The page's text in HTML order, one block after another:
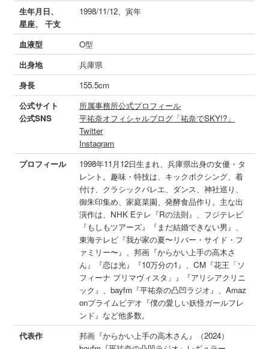
生年月日、
星座、 干支
1998/11/12、寅年
血液型
O型
出身地
兵庫県
身長
155.5cm
公式サイト
公式SNS
所属事務所公式プロフィール
平祐奈オフィシャルブログ「祐奈でSKY!?」
Twitter
Instagram
プロフィール
1998年11月12日生まれ、兵庫県出身の女優・タ
レント。趣味・特技は、キックボクシング、着
付け、クラシックバレエ、ダンス、神社巡り、
御朱印集め、家庭菜園、発酵食品作り。主な出
演作は、NHK Eテレ『Rの法則』、フジテレビ
『もしもツアーズ』『まだ結婚できない男』、
東海テレビ『我が家の夏〜リバー・サイド・フ
ァミリー〜』、邦画『からかい上手の高木さ
ん』『恋は光』『10万分の1』、CM『花王「ソ
フィーナ プリマヴィスタ」』『アリシアクリニ
ック』、bayfm『平祐奈の凸凹ラジオ』、Amaz
onプライムビデオ『僕の愛しい妖怪ガールフレ
ンド』など他多数。
代表作
邦画『からかい上手の高木さん』（2024）